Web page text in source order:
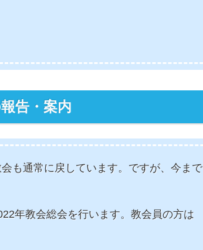
告・案内
も通常に戻しています。ですが、今まで
年教会総会を行います。教会員の方は